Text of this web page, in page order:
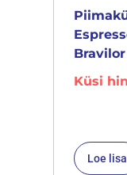
Bravilor
Küsi
Loe lisa